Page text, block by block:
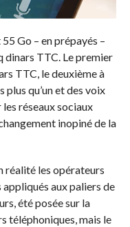
Go – en prépayés –
dinars TTC. Le premier
TTC, le deuxième à
qu’un et des voix
réseaux sociaux
inopiné de la
réalité les opérateurs
aux paliers de
été posée sur la
téléphoniques, mais le